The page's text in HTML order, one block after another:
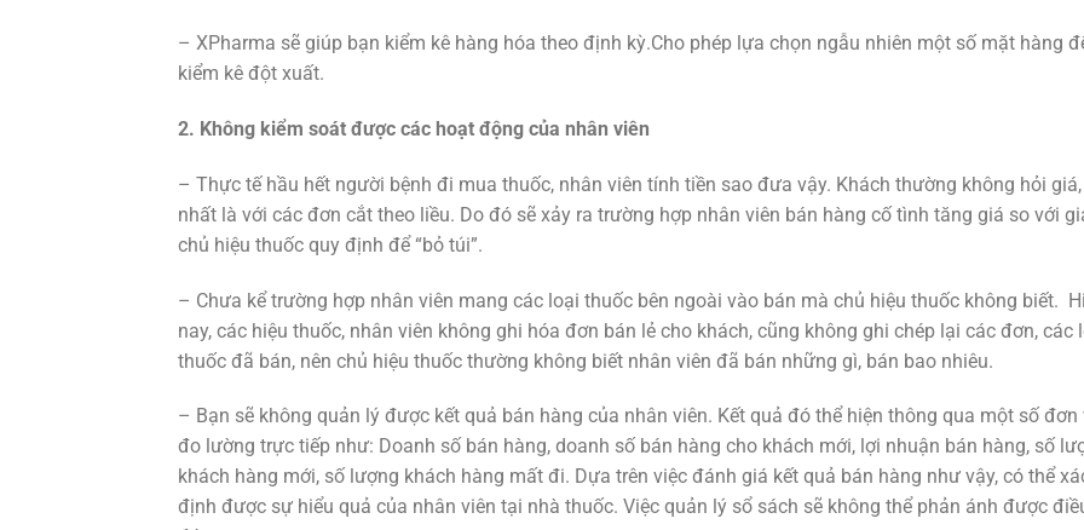
– XPharma sẽ giúp bạn kiểm kê hàng hóa theo định kỳ.Cho phép lựa chọn ngẫu nhiên một số mặt hàng
kiểm kê đột xuất.
2. Không kiểm soát được các hoạt động của nhân viên
– Thực tế hầu hết người bệnh đi mua thuốc, nhân viên tính tiền sao đưa vậy. Khách thường không hỏi giá,
nhất là với các đơn cắt theo liều. Do đó sẽ xảy ra trường hợp nhân viên bán hàng cố tình tăng giá so với
chủ hiệu thuốc quy định để “bỏ túi”.
– Chưa kể trường hợp nhân viên mang các loại thuốc bên ngoài vào bán mà chủ hiệu thuốc không biết.
nay, các hiệu thuốc, nhân viên không ghi hóa đơn bán lẻ cho khách, cũng không ghi chép lại các đơn, các
thuốc đã bán, nên chủ hiệu thuốc thường không biết nhân viên đã bán những gì, bán bao nhiêu.
– Bạn sẽ không quản lý được kết quả bán hàng của nhân viên. Kết quả đó thể hiện thông qua một số đơn
đo lường trực tiếp như: Doanh số bán hàng, doanh số bán hàng cho khách mới, lợi nhuận bán hàng, số
khách hàng mới, số lượng khách hàng mất đi. Dựa trên việc đánh giá kết quả bán hàng như vậy, có thể
định được sự hiểu quả của nhân viên tại nhà thuốc. Việc quản lý sổ sách sẽ không thể phản ánh được